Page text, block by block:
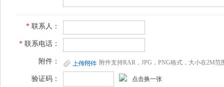
* 联系人：
* 联系电话：
附件： 附件支持RAR，JPG，PNG格式，大小在2M范
验证码： 点击换一张